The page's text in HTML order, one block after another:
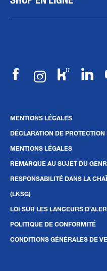
MENTIONS LÉGALES
DÉCLARATION DE
MENTIONS LÉGALES
REMARQUE AU SUJET DU
RESPONSABILITÉ DANS LA
(LKSG)
LOI SUR LES LANCEURS
POLITIQUE DE CONFORMITÉ
CONDITIONS GÉNÉRALES DE